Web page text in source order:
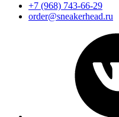
+7 (968) 743-66-29
order@sneakerhead.ru